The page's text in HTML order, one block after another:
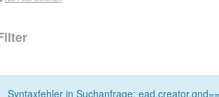
Syntaxfehler in Suchanfrage: